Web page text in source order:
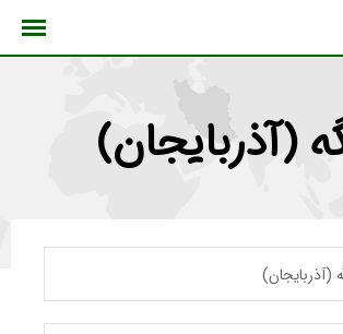
(آذربایجان)
(آذربایجان)